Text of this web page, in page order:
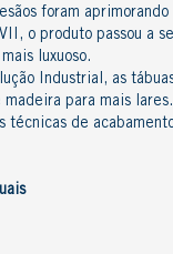
foram
o produto passou a
mais luxuoso.
Industrial, as
madeira para mais lares.
técnicas de